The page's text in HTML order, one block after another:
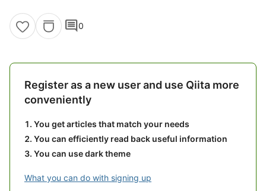
comment0
Register as a new user and use Qiita more
conveniently
You get articles that match your needs
You can efficiently read back useful information
You can use dark theme
What you can do with signing up